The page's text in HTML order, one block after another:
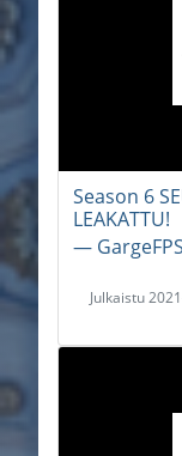
Season 6
LEAKATTU!
― GargeFPS
Julkaistu